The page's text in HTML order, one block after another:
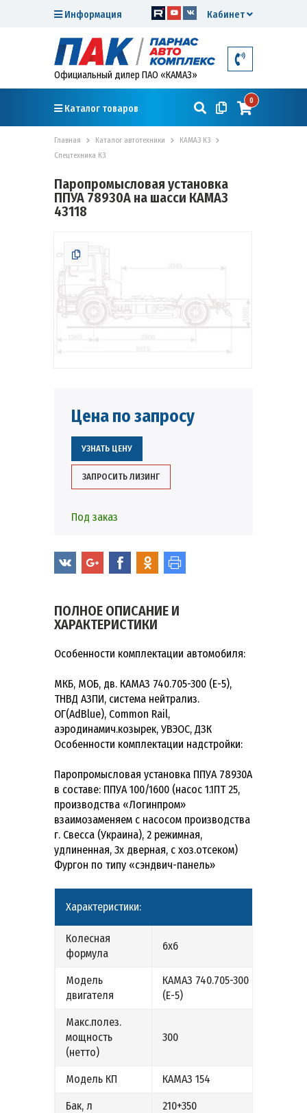
Кабинет
Информация
Официальный дилер ПАО «КАМАЗ»
Каталог товаров
0
Главная Каталог автотехники
КАМАЗ К3
Спецтехника К3
Паропромысловая установка
ППУА 78930А на шасси КАМАЗ
43118
Цена по запросу
УЗНАТЬ ЦЕНУ
ЗАПРОСИТЬ ЛИЗИНГ
Под заказ
ПОЛНОЕ ОПИСАНИЕ И
ХАРАКТЕРИСТИКИ
Особенности комплектации автомобиля:
МКБ, МОБ, дв. КАМАЗ 740.705-300 (Е-5),
ТНВД АЗПИ, система нейтрализ.
ОГ(AdBlue), Common Rail,
аэродинамич.козырек, УВЭОС, ДЗК
Особенности комплектации надстройки:
Паропромысловая установка ППУА 78930А
в составе: ППУА 100/1600 (насос 1.1ПТ 25,
производства «Логинпром»
взаимозаменяем с насосом производства
г. Свесса (Украина), 2 режимная,
удлиненная, 3х дверная, с хоз.отсеком)
Фургон по типу «сэндвич-панель»
Характеристики:
Колесная
формула
6х6
Модель
двигателя
КАМАЗ 740.705-300
(Е-5)
Макс.полез.
мощность
(нетто)
300
Модель КП КАМАЗ 154
Бак, л 210+350